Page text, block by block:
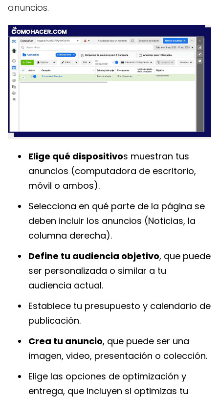
anuncios.
Elige qué dispositivos muestran tus
anuncios (computadora de escritorio,
móvil o ambos).
Selecciona en qué parte de la página se
deben incluir los anuncios (Noticias, la
columna derecha).
Define tu audiencia objetivo, que puede
ser personalizada o similar a tu
audiencia actual.
Establece tu presupuesto y calendario de
publicación.
Crea tu anuncio, que puede ser una
imagen, video, presentación o colección.
Elige las opciones de optimización y
entrega, que incluyen si optimizas tu